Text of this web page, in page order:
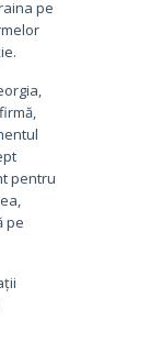
pe
pentru
pe